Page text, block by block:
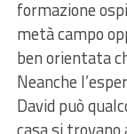
formazione
metà campo
ben orientata
Neanche
David può